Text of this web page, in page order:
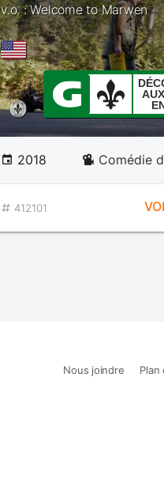
v.o. : Welcome to Marwen
2018 Comédie
412101
Nous joindre Plan